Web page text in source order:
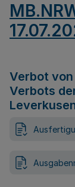
Verbot
Verbots